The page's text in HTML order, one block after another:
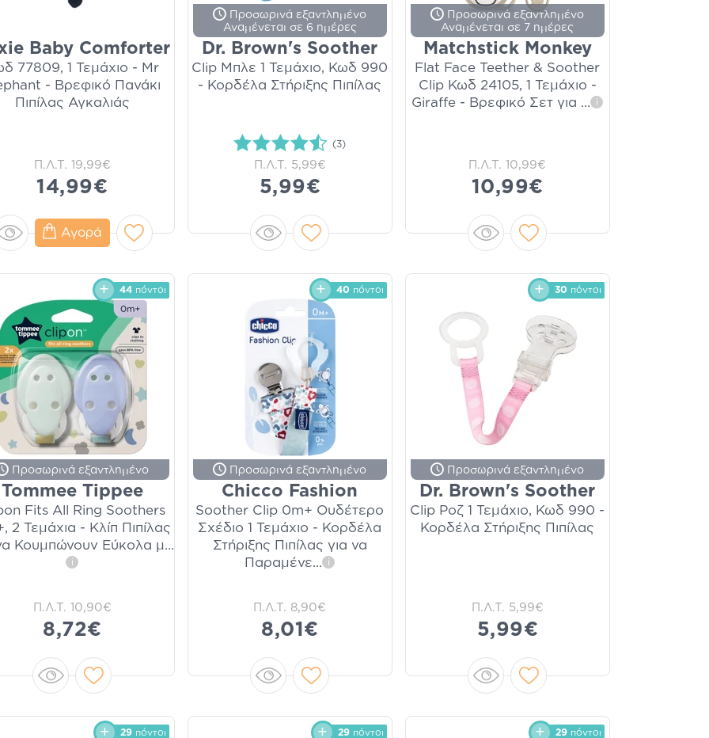
Baby Comforter
77809, 1 Τεμάχιο - Mr
- Βρεφικό Πανάκι
Πιπίλας Αγκαλιάς
Π.Λ.Τ. 19,99€
14,99€
Αγορά
Προσωρινά εξαντλημένο
Αναμένεται σε 6 ημέρες
Dr. Brown's Soother
Clip Μπλε 1 Τεμάχιο, Κωδ 990
- Κορδέλα Στήριξης Πιπίλας
(3)
Π.Λ.Τ. 5,99€
5,99€
Προσωρινά εξαντλημένο
Αναμένεται σε 7 ημέρες
Matchstick Monkey
Flat Face Teether & Soother
Clip Κωδ 24105, 1 Τεμάχιο -
Giraffe - Βρεφικό Σετ για ... i
Π.Λ.Τ.10,99€
10,99€
44πόντοι
Προσωρινά εξαντλημένο
Tommee Tippee
Fits All Ring Soothers
2 Τεμάχια - Κλίπ Πιπίλας
Κουμπώνουν Εύκολα μ...
i
Π.Λ.Τ. 10,90€
8,72€
40 πόντοι
Προσωρινά εξαντλημένο
Chicco Fashion
Soother Clip 0m+ Ουδέτερο
Σχέδιο 1 Τεμάχιο - Κορδέλα
Στήριξης Πιπίλας για να
Παραμένε... i
Π.Λ.Τ. 8,90€
8,01€
30 πόντοι
Προσωρινά εξαντλημένο
Dr. Brown's Soother
Clip Ροζ 1 Τεμάχιο, Κωδ 990 -
Κορδέλα Στήριξης Πιπίλας
Π.Λ.Τ. 5,99€
5,99€
29πόντοι 29πόντοι 29πόντοι